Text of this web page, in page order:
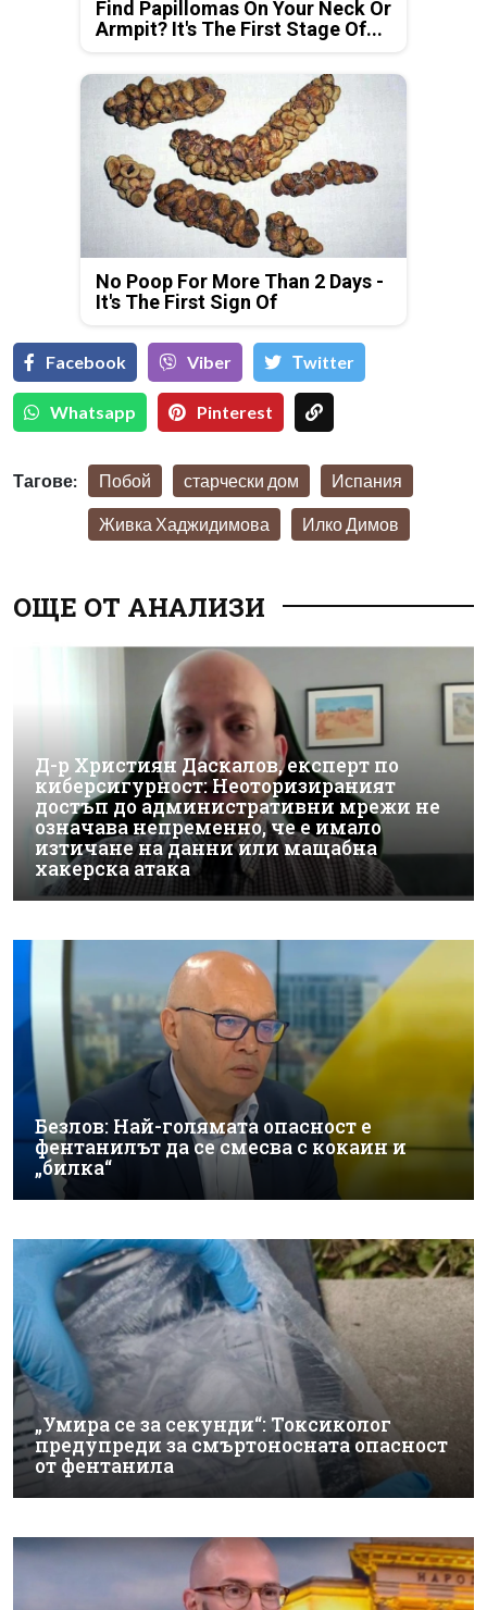
Find Papillomas On Your Neck Or
Armpit? It's The First Stage Of...
No Poop For More Than 2 Days -
It's The First Sign Of
Facebook Viber Тwitter
Whatsapp Pinterest
Тагове: Побой старчески дом Испания
Живка Хаджидимова Илко Димов
ОЩЕ ОТ АНАЛИЗИ
Д-р Християн Даскалов, експерт по
киберсигурност: Неоторизираният
достъп до административни мрежи не
означава непременно, че е имало
изтичане на данни или мащабна
хакерска атака
Безлов: Най-голямата опасност е
фентанилът да се смесва с кокаин и
„билка“
„Умира се за секунди“: Токсиколог
предупреди за смъртоносната опасност
от фентанила